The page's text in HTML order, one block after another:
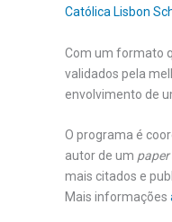
Católica Lisbon
Com um formato
validados pela
envolvimento de
O programa é
autor de um paper
mais citados e
Mais informações